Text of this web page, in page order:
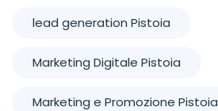
lead generation Pistoia
Marketing Digitale Pistoia
Marketing e Promozione Pistoia